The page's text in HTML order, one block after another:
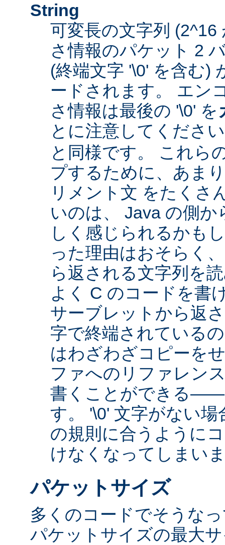
String
可変長の文字列 (2^16
さ情報のパケット 2
(終端文字 '\0' を含む)
ードされます。 エン
さ情報は最後の '\0' を
とに注意してくだ
と同様です。 これら
プするために、あま
リメント文 をたくさ
いのは、 Java の側
しく感じられるかも
った理由はおそらく
ら返される文字列を
よく C のコードを
サーブレットから返
字で終端されている
はわざわざコピーを
ファへのリファレン
書くことができる――
す。 '\0' 文字がない
の規則に合うように
けなくなってしまい
パケットサイズ
多くのコードでそうな
パケットサイズの最大